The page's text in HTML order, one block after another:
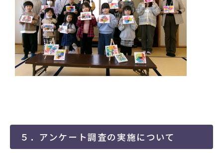
５．アンケート調査の実施について